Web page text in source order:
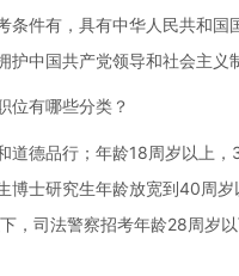
条件有，具有中华人民共和国
护中国共产党领导和社会主义
位有哪些分类？
道德品行；年龄18周岁以上，
博士研究生年龄放宽到40周岁
，司法警察招考年龄28周岁